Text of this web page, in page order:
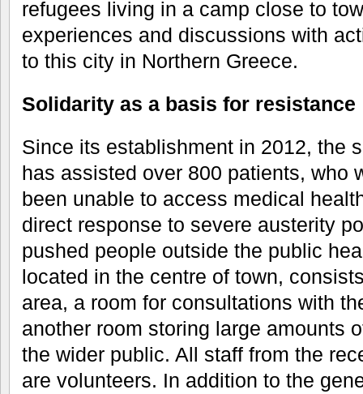
refugees living in a camp close to
experiences and discussions with
to this city in Northern Greece.
Solidarity as a basis for resistance
Since its establishment in 2012, the
has assisted over 800 patients, who
been unable to access medical
direct response to severe austerity
pushed people outside the public
located in the centre of town,
area, a room for consultations with
another room storing large amounts
the wider public. All staff from the
are volunteers. In addition to the